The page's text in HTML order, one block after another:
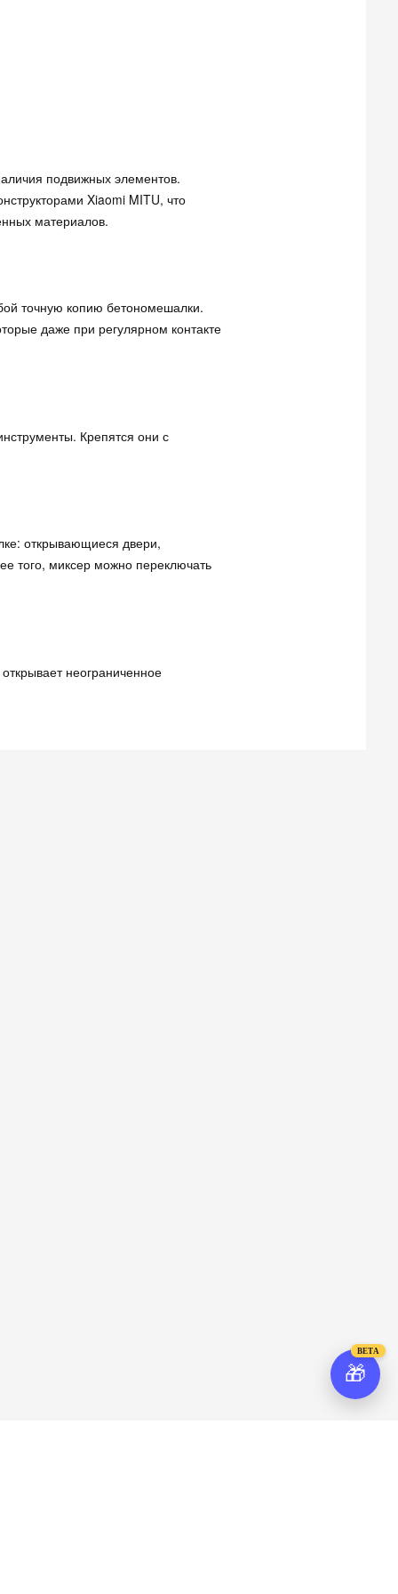
подвижных элементов.
Xiaomi MITU, что
материалов.
точную копию бетономешалки.
даже при регулярном контакте
Крепятся они с
открывающиеся двери,
того, миксер можно переключать
неограниченное
🎁
BETA